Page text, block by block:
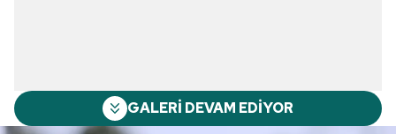
GALERİ DEVAM EDİYOR